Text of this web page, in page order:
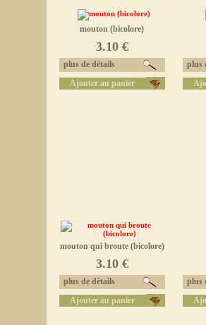
mouton (bicolore)
3.10 €
plus de détails
Ajouter au panier
plus
mouton qui broute (bicolore)
3.10 €
plus de détails
Ajouter au panier
plus